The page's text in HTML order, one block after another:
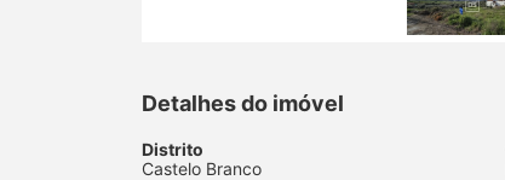
Detalhes do imóvel
Distrito
Castelo Branco